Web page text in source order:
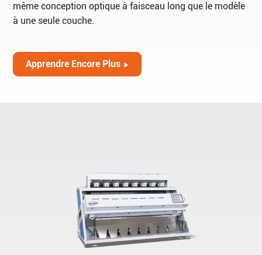
même conception optique à faisceau long que le modèle
à une seule couche.
Apprendre Encore Plus